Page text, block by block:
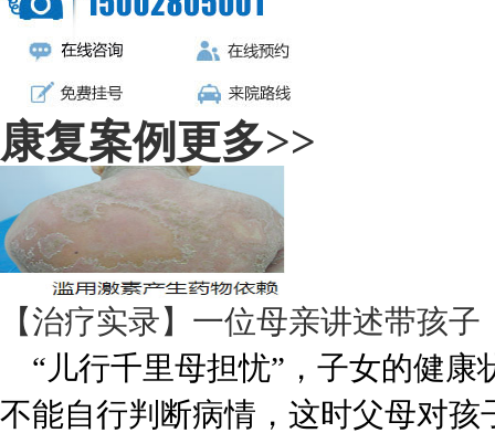
康复案例更多>>
【治疗实录】一位母亲讲述带孩子
“儿行千里母担忧”，子女的健康
不能自行判断病情，这时父母对